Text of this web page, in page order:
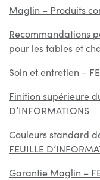
Maglin – Produits
Recommandations
pour les tables et
Soin et entretien –
Finition supérieure
D’INFORMATIONS
Couleurs standard
FEUILLE
Garantie Maglin –